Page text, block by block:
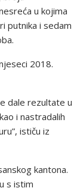
u kojima
putnika i sedam
2018.
dale rezultate u
i nastradalih
ističu iz
kantona.
s istim